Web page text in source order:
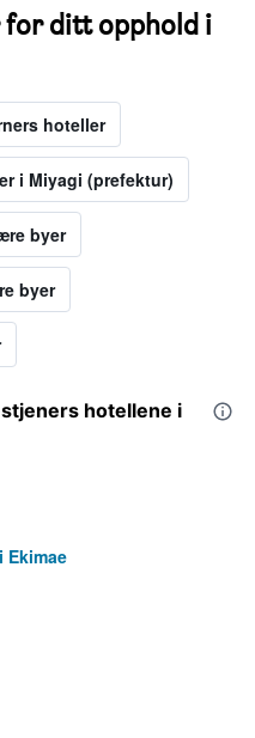
for ditt opphold i
hoteller
i Miyagi (prefektur)
byer
byer
hotellene i
Ekimae